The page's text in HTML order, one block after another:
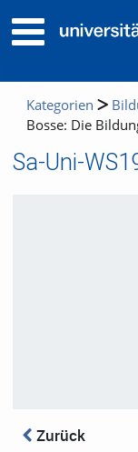
Kategorien
Bosse: Die
Zurück